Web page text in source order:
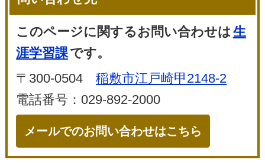
このページに関するお問い合わせは 生
涯学習課です。
〒300-0504稲敷市江戸崎甲2148-2
電話番号：029-892-2000
メールでのお問い合わせはこちら